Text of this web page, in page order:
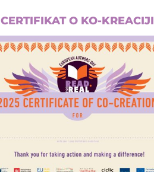
CERTIFIKAT O KO-KREACIJI